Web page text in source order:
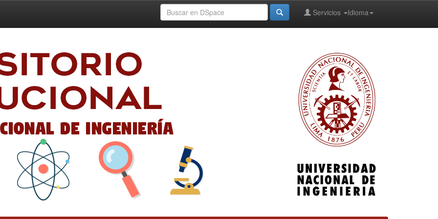
Idioma
Servicios